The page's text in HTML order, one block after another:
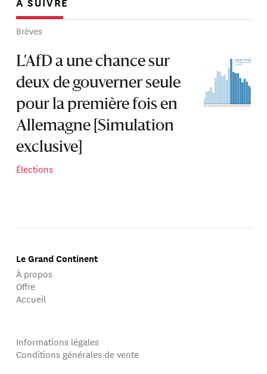
Brèves
L’AfD a une chance sur
deux de gouverner seule
pour la première fois en
Allemagne [Simulation
exclusive]
Élections
Le Grand Continent
À propos
Offre
Accueil
Informations légales
Conditions générales de vente